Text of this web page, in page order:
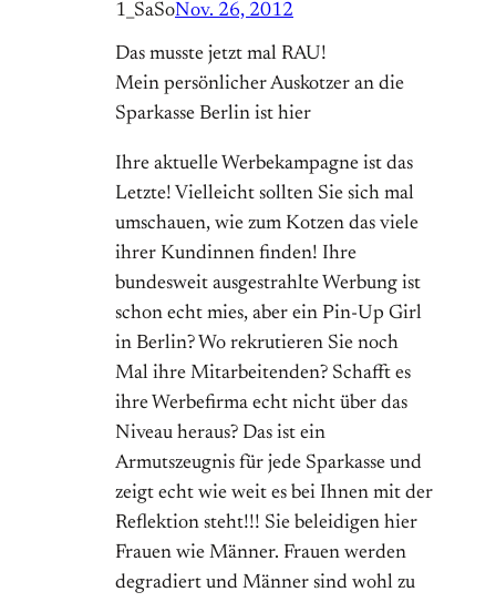
1_SaSoNov. 26, 2012
Das musste jetzt mal RAU!
Mein persönlicher Auskotzer an die
Sparkasse Berlin ist hier
Ihre aktuelle Werbekampagne ist das
Letzte! Vielleicht sollten Sie sich mal
umschauen, wie zum Kotzen das viele
ihrer Kundinnen finden! Ihre
bundesweit ausgestrahlte Werbung ist
schon echt mies, aber ein Pin-Up Girl
in Berlin? Wo rekrutieren Sie noch
Mal ihre Mitarbeitenden? Schafft es
ihre Werbefirma echt nicht über das
Niveau heraus? Das ist ein
Armutszeugnis für jede Sparkasse und
zeigt echt wie weit es bei Ihnen mit der
Reflektion steht!!! Sie beleidigen hier
Frauen wie Männer. Frauen werden
degradiert und Männer sind wohl zu